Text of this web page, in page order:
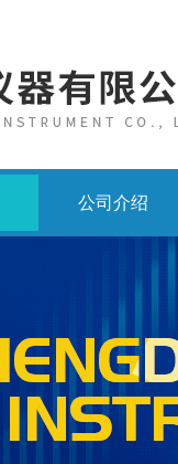
公司介绍